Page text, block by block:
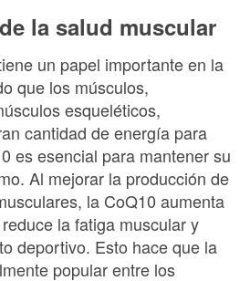
la salud muscular
un papel importante en la
que los músculos,
esqueléticos,
cantidad de energía para
es esencial para mantener su
Al mejorar la producción de
la CoQ10 aumenta
la fatiga muscular y
deportivo. Esto hace que la
popular entre los